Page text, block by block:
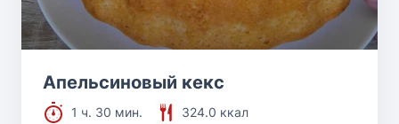
Апельсиновый кекс
1 ч. 30 мин.
324.0 ккал